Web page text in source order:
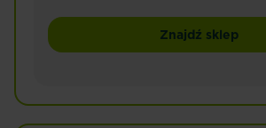
Nawóz Substral w płynie.
Znajdź sklep